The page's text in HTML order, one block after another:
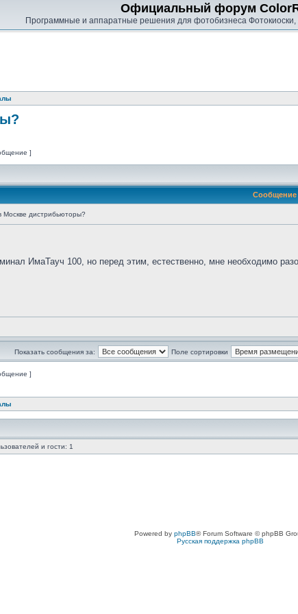
Официальный форум
Программные и аппаратные решения для фотобизнеса
]
Сообщение
Москве дистрибьюторы?
ИмаТауч 100, но перед этим, естественно, мне необходимо
Показать сообщения за: Поле сортировки
]
и гости: 1
Powered by phpBB® Forum Software © phpBB
Русская поддержка phpBB